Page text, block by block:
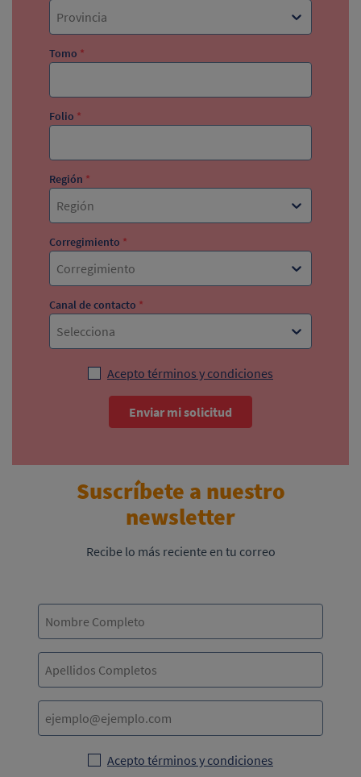
Provincia
Tomo *
Folio *
Región *
Región
Corregimiento *
Corregimiento
Canal de contacto *
Selecciona
Acepto términos y condiciones
Enviar mi solicitud
Suscríbete a nuestro
newsletter
Recibe lo más reciente en tu correo
Acepto términos y condiciones